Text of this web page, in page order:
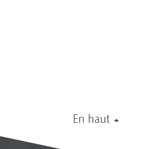
En haut